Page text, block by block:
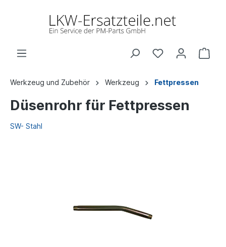
Werkzeug und Zubehör Werkzeug Fettpressen
Düsenrohr für Fettpressen
SW- Stahl